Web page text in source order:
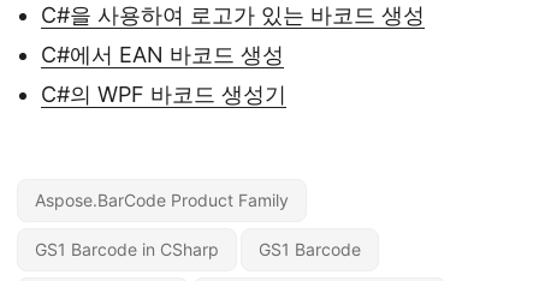
C#을 사용하여 로고가 있는 바코드 생성
C#에서 EAN 바코드 생성
C#의 WPF 바코드 생성기
Aspose.BarCode Product Family
GS1 Barcode in CSharp GS1 Barcode